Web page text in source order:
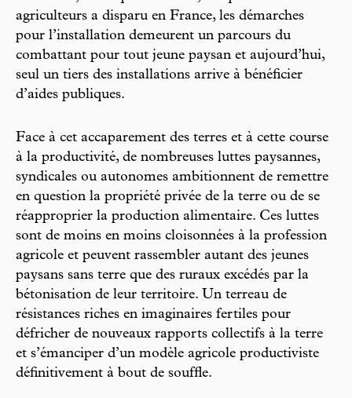
agriculteurs a disparu en France, les démarches
pour l’installation demeurent un parcours du
combattant pour tout jeune paysan et aujourd’hui,
seul un tiers des installations arrive à bénéficier
d’aides publiques.
Face à cet accaparement des terres et à cette course
à la productivité, de nombreuses luttes paysannes,
syndicales ou autonomes ambitionnent de remettre
en question la propriété privée de la terre ou de se
réapproprier la production alimentaire. Ces luttes
sont de moins en moins cloisonnées à la profession
agricole et peuvent rassembler autant des jeunes
paysans sans terre que des ruraux excédés par la
bétonisation de leur territoire. Un terreau de
résistances riches en imaginaires fertiles pour
défricher de nouveaux rapports collectifs à la terre
et s’émanciper d’un modèle agricole productiviste
définitivement à bout de souffle.